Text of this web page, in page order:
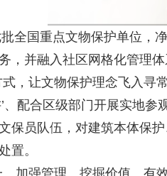
国重点文物保护单位，净
，并融入社区网格化管理
让文物保护理念飞入寻
、配合区级部门开展实地
员队伍，对建筑本体保护
置。
强管理、挖掘价值、有